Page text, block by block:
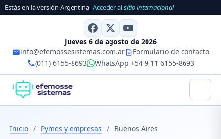
Estás en la versión Argentina|Acceder alsitio internacional
Jueves 6 de agosto de 2026
info@efemossesistemas.com.ar
Formulario de contacto
(011) 6155-8693
WhatsApp +54 9 11 6155-8693
Inicio / Pymes y empresas / Buenos Aires